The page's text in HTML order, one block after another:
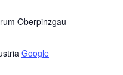
Oberpinzgau
Google